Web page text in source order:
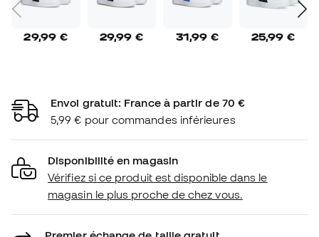
29,99 € 29,99 € 31,99 € 25,99 €
Envoi gratuit: France à partir de 70 €
5,99 € pour commandes inférieures
Disponibilité en magasin
Vérifiez si ce produit est disponible dans le
magasin le plus proche de chez vous.